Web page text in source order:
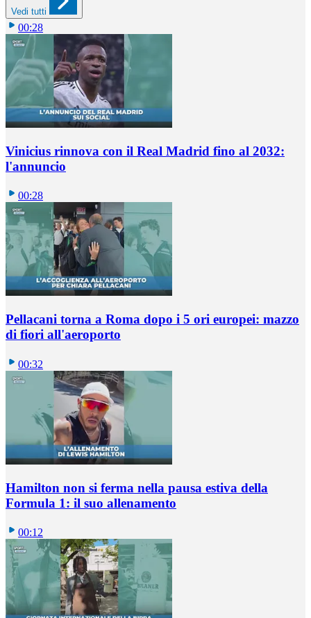
Vedi tutti
00:28
Vinicius rinnova con il Real Madrid fino al 2032:
l'annuncio
00:28
Pellacani torna a Roma dopo i 5 ori europei: mazzo
di fiori all'aeroporto
00:32
Hamilton non si ferma nella pausa estiva della
Formula 1: il suo allenamento
00:12